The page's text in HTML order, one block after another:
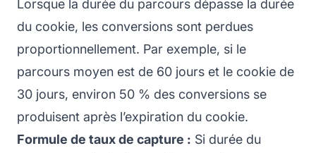
Lorsque la durée du parcours dépasse la durée
du cookie, les conversions sont perdues
proportionnellement. Par exemple, si le
parcours moyen est de 60 jours et le cookie de
30 jours, environ 50 % des conversions se
produisent après l’expiration du cookie.
Formule de taux de capture : Si durée du